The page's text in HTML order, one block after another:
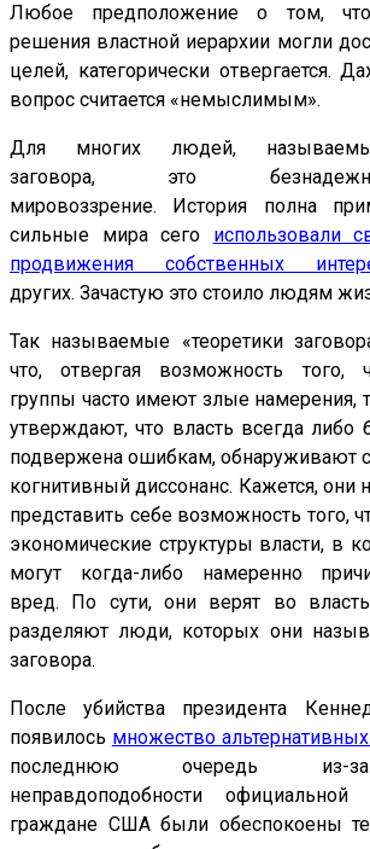
Любое предположение о том, что
решения властной иерархии могли
целей, категорически отвергается.
вопрос считается «немыслимым».
Для многих людей,
заговора, это
мировоззрение. История полна
сильные мира сего использовали
продвижения собственных
других. Зачастую это стоило людям
Так называемые «теоретики
что, отвергая возможность того,
группы часто имеют злые намерения,
утверждают, что власть всегда либо
подвержена ошибкам, обнаруживают
когнитивный диссонанс. Кажется,
представить себе возможность того,
экономические структуры власти, в
могут когда-либо намеренно
вред. По сути, они верят во
разделяют люди, которых они
заговора.
После убийства президента
появилось множество
последнюю очередь из-
неправдоподобности
граждане США были обеспокоены